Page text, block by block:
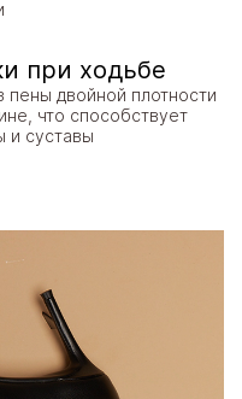
при ходьбе
пены двойной плотности
что способствует
и суставы